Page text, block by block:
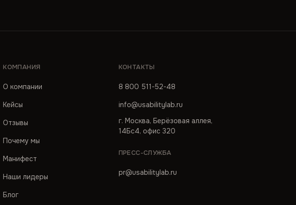
КОМПАНИЯ
О компании
Кейсы
Отзывы
Почему мы
Манифест
Наши лидеры
Блог
КОНТАКТЫ
8 800 511-52-48
info@usabilitylab.ru
г. Москва, Берёзовая аллея,
14Бс4, офис 320
ПРЕСС-СЛУЖБА
pr@usabilitylab.ru